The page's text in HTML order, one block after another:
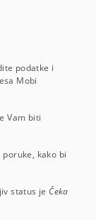
podatke i
Mobi
Vam biti
kako bi
status je Čeka